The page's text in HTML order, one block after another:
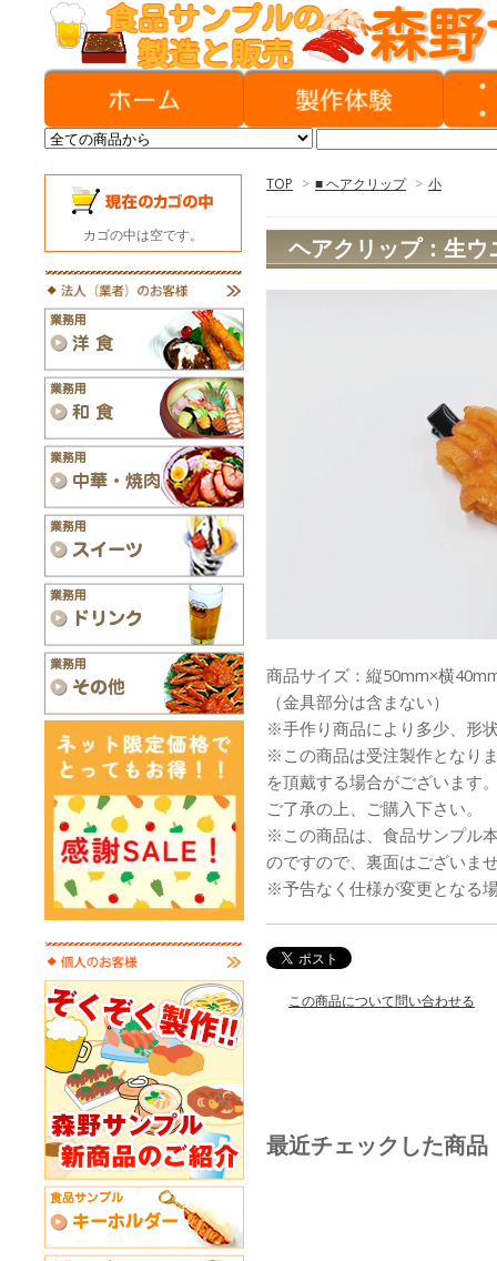
TOP > ■ ヘアクリップ > 小
ヘアクリップ：生ウ
商品サイズ：縦50mm×横
（金具部分は含まない）
※手作り商品により多少、形
※この商品は受注製作となり
を頂戴する場合がございます
ご了承の上、ご購入下さい。
※この商品は、食品サンプル
のですので、裏面はございま
※予告なく仕様が変更となる
この商品について問い合わせる
最近チェックした商品
カゴの中は空です。